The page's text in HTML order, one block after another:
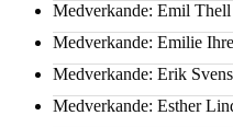
Medverkande: Emil Thell
Medverkande: Emilie Ihre
Medverkande: Erik
Medverkande: Esther